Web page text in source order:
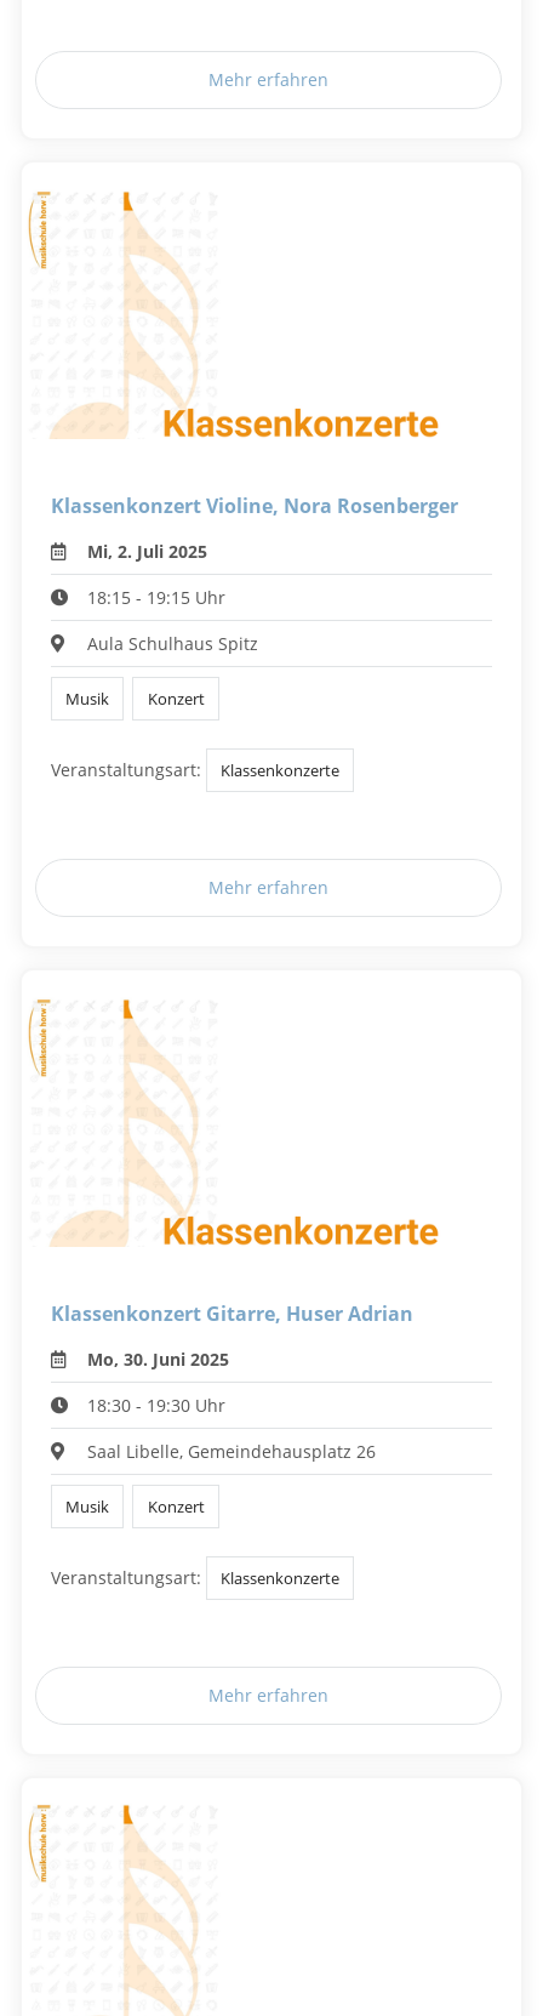
Mehr erfahren
Klassenkonzert Violine, Nora Rosenberger
Mi, 2. Juli 2025
18:15 - 19:15 Uhr
Aula Schulhaus Spitz
Musik Konzert
Veranstaltungsart: Klassenkonzerte
Mehr erfahren
Klassenkonzert Gitarre, Huser Adrian
Mo, 30. Juni 2025
18:30 - 19:30 Uhr
Saal Libelle, Gemeindehausplatz 26
Musik Konzert
Veranstaltungsart: Klassenkonzerte
Mehr erfahren